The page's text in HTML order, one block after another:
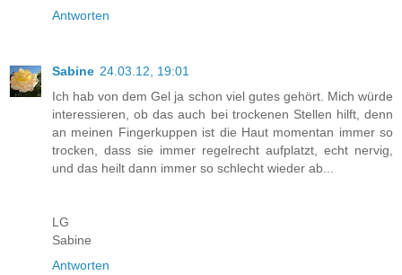
Antworten
Sabine 24.03.12, 19:01
Ich hab von dem Gel ja schon viel gutes gehört. Mich würde
interessieren, ob das auch bei trockenen Stellen hilft, denn
an meinen Fingerkuppen ist die Haut momentan immer so
trocken, dass sie immer regelrecht aufplatzt, echt nervig,
und das heilt dann immer so schlecht wieder ab...
LG
Sabine
Antworten